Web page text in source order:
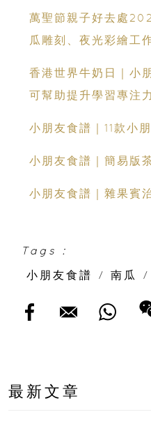
萬聖節親子好去處
瓜雕刻、夜光彩繪工
香港世界牛奶日｜小
可幫助提升學習專注
小朋友食譜｜11款小
小朋友食譜｜簡易版
小朋友食譜｜雜果賓
Tags :
小朋友食譜
/ 南瓜 /
最新文章